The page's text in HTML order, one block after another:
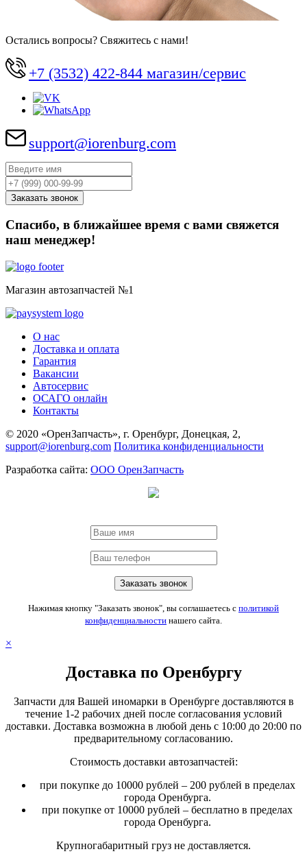
Остались вопросы? Свяжитесь с нами!
+7 (3532) 422-844 магазин/сервис
support@iorenburg.com
Спасибо, в ближайшее время с вами свяжется
наш менеджер!
Магазин автозапчастей №1
О нас
Доставка и оплата
Гарантия
Вакансии
Автосервис
ОСАГО онлайн
Контакты
© 2020 «ОренЗапчасть», г. Оренбург, Донецкая, 2,
support@iorenburg.com Политика конфиденциальности
Разработка сайта: ООО ОренЗапчасть
Нажимая кнопку "Заказать звонок", вы соглашаетесь с политикой
конфиденциальности нашего сайта.
×
Доставка по Оренбургу
Запчасти для Вашей иномарки в Оренбурге доставляются в
течение 1-2 рабочих дней после согласования условий
доставки. Доставка возможна в любой день с 10:00 до 20:00 по
предварительному согласованию.
Стоимость доставки автозапчастей:
при покупке до 10000 рублей – 200 рублей в пределах
города Оренбурга.
при покупке от 10000 рублей – бесплатно в пределах
города Оренбурга.
Крупногабаритный груз не доставляется.